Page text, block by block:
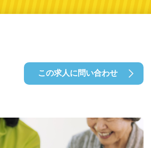
この求人に問い合わせ